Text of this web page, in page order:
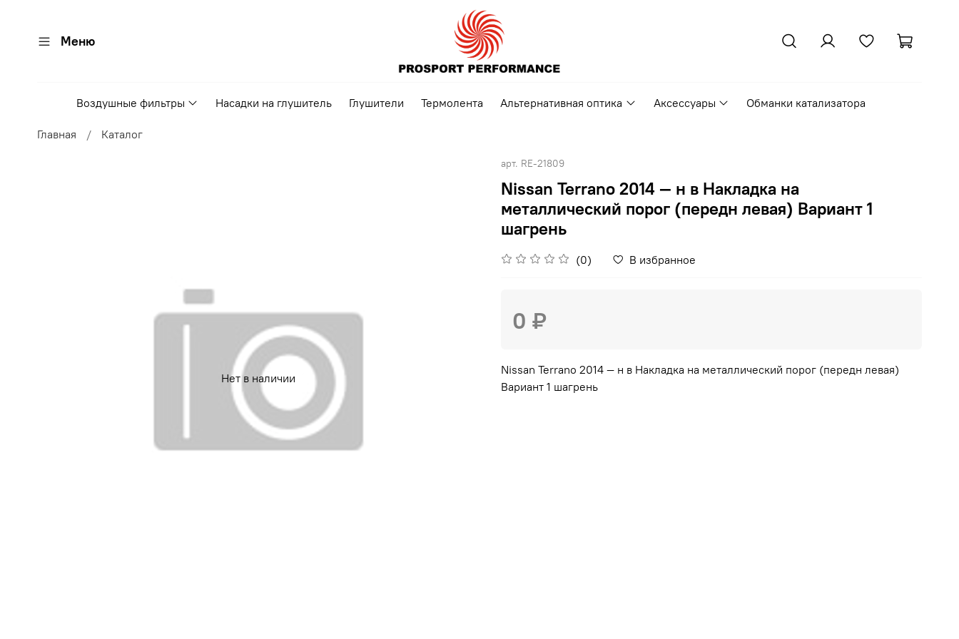
Меню
Воздушные фильтры Насадки на глушитель Глушители Термолента Альтернативная оптика Аксессуары Обманки катализатора
Главная Каталог
Нет в наличии
арт. RE-21809
Nissan Terrano 2014 — н в Накладка на
металлический порог (передн левая) Вариант 1
шагрень
(0) В избранное
0 ₽
Nissan Terrano 2014 — н в Накладка на металлический порог (передн левая)
Вариант 1 шагрень